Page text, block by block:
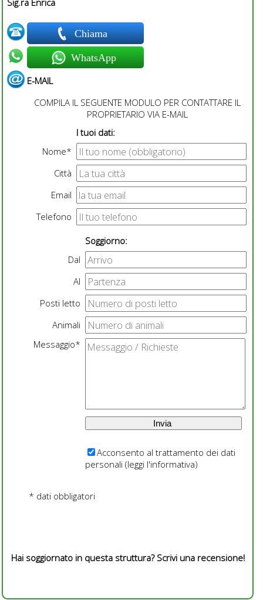
Sig.ra Enrica
Chiama
WhatsApp
E-MAIL
COMPILA IL SEGUENTE MODULO PER CONTATTARE IL
PROPRIETARIO VIA E-MAIL
I tuoi dati:
Nome*
Città
Email
Telefono
Soggiorno:
Dal
Al
Posti letto
Animali
Messaggio*
Acconsento al trattamento dei dati
personali (leggi l'informativa)
* dati obbligatori
Hai soggiornato in questa struttura? Scrivi una recensione!